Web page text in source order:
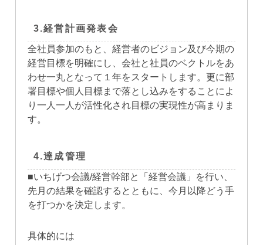
3.経営計画発表会
全社員参加のもと、経営者のビジョン及び今期の
経営目標を明確にし、会社と社員のベクトルをあ
わせ一丸となって１年をスタートします。更に部
署目標や個人目標まで落とし込みをすることによ
り一人一人が活性化され目標の実現性が高まりま
す。
4.達成管理
■いちげつ会議/経営幹部と「経営会議」を行い、
先月の結果を確認するとともに、今月以降どう手
を打つかを決定します。
具体的には